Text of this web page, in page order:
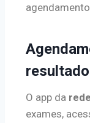
O app da
exames,